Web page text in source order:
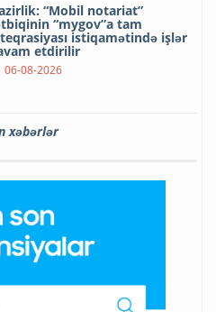
“Mobil notariat”
“mygov”a tam
istiqamətində işlər
etdirilir
06-08-2026
xəbərlər